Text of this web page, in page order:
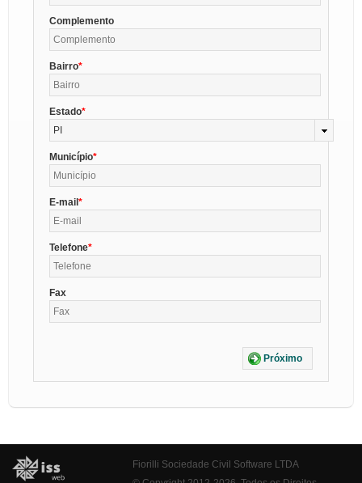
Complemento
Bairro
Estado
PI
Município
E-mail
Telefone
Fax
Próximo
Fiorilli Sociedade Civil Software LTDA